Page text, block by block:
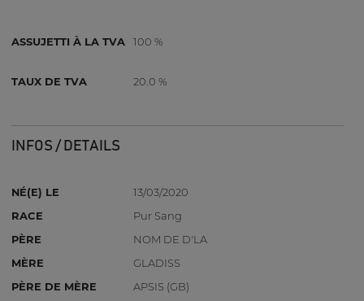
ASSUJETTI À LA TVA 100 %
TAUX DE TVA 20.0 %
INFOS / DETAILS
NÉ(E) LE
13/03/2020
RACE
Pur Sang
PÈRE
NOM DE D'LA
MÈRE
GLADISS
PÈRE DE MÈRE
APSIS (GB)